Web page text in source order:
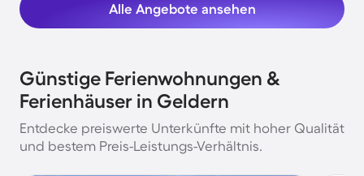
Alle Angebote ansehen
Günstige Ferienwohnungen &
Ferienhäuser in Geldern
Entdecke preiswerte Unterkünfte mit hoher Qualität
und bestem Preis-Leistungs-Verhältnis.